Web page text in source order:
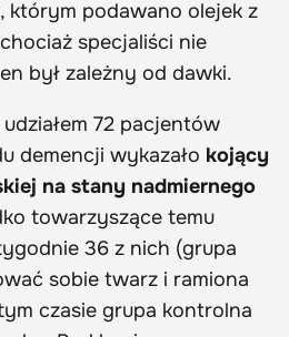
którym podawano olejek z
specjaliści nie
był zależny od dawki.
72 pacjentów
demencji wykazało kojący
na stany nadmiernego
towarzyszące temu
36 z nich (grupa
sobie twarz i ramiona
czasie grupa kontrolna